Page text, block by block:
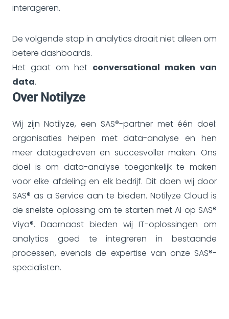
interageren.
De volgende stap in analytics draait niet alleen om
betere dashboards.
Het gaat om het conversational maken van
data.
Over Notilyze
Wij zijn Notilyze, een SAS®-partner met één doel:
organisaties helpen met data-analyse en hen
meer datagedreven en succesvoller maken. Ons
doel is om data-analyse toegankelijk te maken
voor elke afdeling en elk bedrijf. Dit doen wij door
SAS® as a Service aan te bieden. Notilyze Cloud is
de snelste oplossing om te starten met AI op SAS®
Viya®. Daarnaast bieden wij IT-oplossingen om
analytics goed te integreren in bestaande
processen, evenals de expertise van onze SAS®-
specialisten.